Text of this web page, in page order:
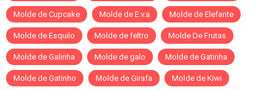
Molde de Cupcake Molde de E.v.a Molde de Elefante
Molde de Esquilo Molde de feltro Molde De Frutas
Molde de Galinha Molde de galo Molde de Gatinha
Molde de Gatinho Molde de Girafa Molde de Kiwi